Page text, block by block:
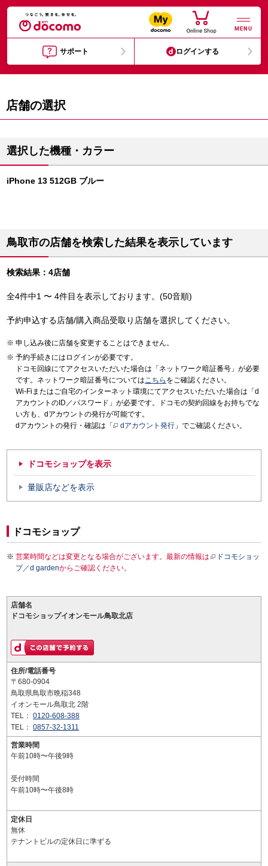
MENU
サポート ログインする
店舗の選択
選択した機種・カラー
iPhone 13 512GB ブルー
鳥取市の店舗を検索した結果を表示しています
検索結果：4店舗
全4件中1 〜 4件目を表示しております。(50音順)
予約申込する店舗/購入商品受取り店舗を選択してください。
申し込み後に店舗を変更することはできません。
予約手続きにはログインが必要です。
ドコモ回線にてアクセスいただいた場合は「ネットワーク暗証番号」が必要
です。ネットワーク暗証番号についてはこちら をご確認ください。
Wi-Fiまたはご自宅のインターネット環境にてアクセスいただいた場合は「d
アカウントのID／パスワード」が必要です。ドコモの契約回線をお持ちでな
い方も、dアカウントの発行が可能です。
dアカウントの発行・確認は「
dアカウント発行 」でご確認ください。
ドコモショップを表示
量販店などを表示
ドコモショップ
営業時間などは変更となる場合がございます。最新の情報は
ドコモショッ
プ／d gardenからご確認ください。
店舗名
ドコモショップイオンモール鳥取北店
住所/電話番号
〒680-0904
鳥取県鳥取市晩稲348
イオンモール鳥取北 2階
TEL： 0120-608-388
TEL： 0857-32-1311
営業時間
午前10時〜午後9時
受付時間
午前10時〜午後8時
定休日
無休
テナントビルの定休日に準ずる